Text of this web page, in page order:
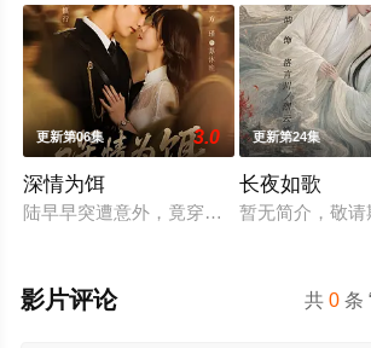
更新第06集 3.0
深情为饵
陆早早突遭意外，竟穿越成民国少夫人苏
更新第24集
长夜如歌
暂无简介，敬请
共0 条
影片评论